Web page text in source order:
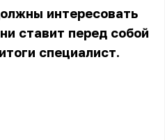
интересовать
ставит перед собой
специалист.